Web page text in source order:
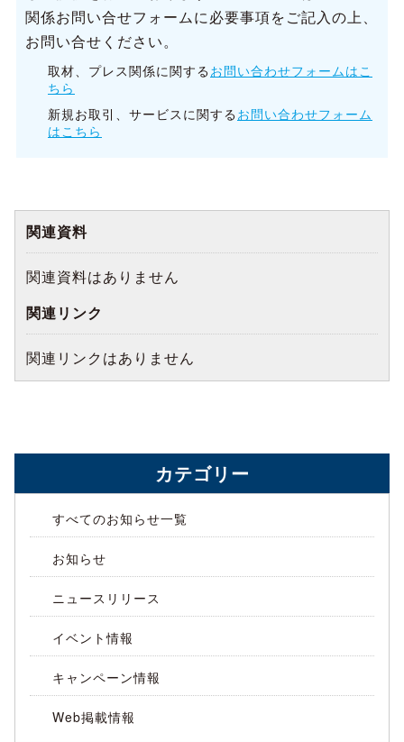
関係お問い合せフォームに必要事項をご記入の上、
お問い合せください。
取材、プレス関係に関するお問い合わせフォームはこ
ちら
新規お取引、サービスに関するお問い合わせフォーム
はこちら
関連資料
関連資料はありません
関連リンク
関連リンクはありません
カテゴリー
すべてのお知らせ一覧
お知らせ
ニュースリリース
イベント情報
キャンペーン情報
Web掲載情報